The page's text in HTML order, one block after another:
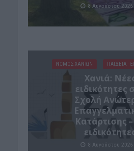
8 Αυγούστου 2026
ΝΟΜΌΣ ΧΑΝΊΩΝ ΠΑΙΔΕΙΑ -
Χανιά:
ειδικότητες
Σχολή
Κατάρτισης
8 Αυγούστου 2026